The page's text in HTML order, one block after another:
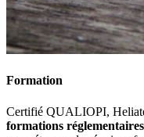
Formation
Certifié QUALIOPI,
formations